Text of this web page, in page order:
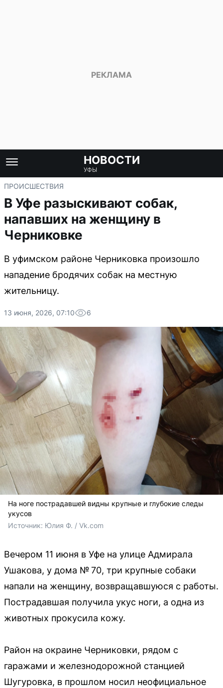
НОВОСТИ
УФЫ
ПРОИСШЕСТВИЯ
В Уфе разыскивают собак,
напавших на женщину в
Черниковке
В уфимском районе Черниковка произошло
нападение бродячих собак на местную
жительницу.
13 июня, 2026, 07:10 6
На ноге пострадавшей видны крупные и глубокие следы
укусов
Источник: Юлия Ф. / Vk.com
Вечером 11 июня в Уфе на улице Адмирала
Ушакова, у дома № 70, три крупные собаки
напали на женщину, возвращавшуюся с работы.
Пострадавшая получила укус ноги, а одна из
животных прокусила кожу.
Район на окраине Черниковки, рядом с
гаражами и железнодорожной станцией
Шугуровка, в прошлом носил неофициальное